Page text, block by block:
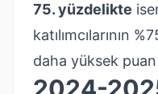
75. yüzdelikte
katılımcılarının
daha yüksek puan